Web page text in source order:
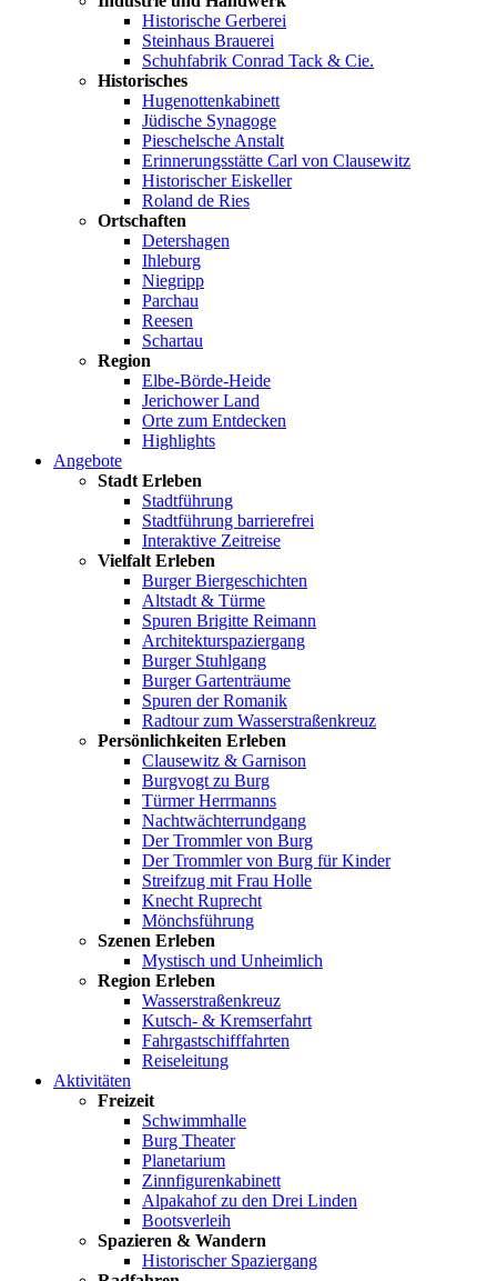
Historische Gerberei
Steinhaus Brauerei
Schuhfabrik Conrad Tack & Cie.
Historisches
Hugenottenkabinett
Jüdische Synagoge
Pieschelsche Anstalt
Erinnerungsstätte Carl von Clausewitz
Historischer Eiskeller
Roland de Ries
Ortschaften
Detershagen
Ihleburg
Niegripp
Parchau
Reesen
Schartau
Region
Elbe-Börde-Heide
Jerichower Land
Orte zum Entdecken
Highlights
Angebote
Stadt Erleben
Stadtführung
Stadtführung barrierefrei
Interaktive Zeitreise
Vielfalt Erleben
Burger Biergeschichten
Altstadt & Türme
Spuren Brigitte Reimann
Architekturspaziergang
Burger Stuhlgang
Burger Gartenträume
Spuren der Romanik
Radtour zum Wasserstraßenkreuz
Persönlichkeiten Erleben
Clausewitz & Garnison
Burgvogt zu Burg
Türmer Herrmanns
Nachtwächterrundgang
Der Trommler von Burg
Der Trommler von Burg für Kinder
Streifzug mit Frau Holle
Knecht Ruprecht
Mönchsführung
Szenen Erleben
Mystisch und Unheimlich
Region Erleben
Wasserstraßenkreuz
Kutsch- & Kremserfahrt
Fahrgastschifffahrten
Reiseleitung
Aktivitäten
Freizeit
Schwimmhalle
Burg Theater
Planetarium
Zinnfigurenkabinett
Alpakahof zu den Drei Linden
Bootsverleih
Spazieren & Wandern
Historischer Spaziergang